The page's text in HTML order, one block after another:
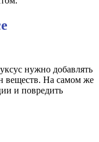
нужно добавлять
веществ. На самом же
и повредить